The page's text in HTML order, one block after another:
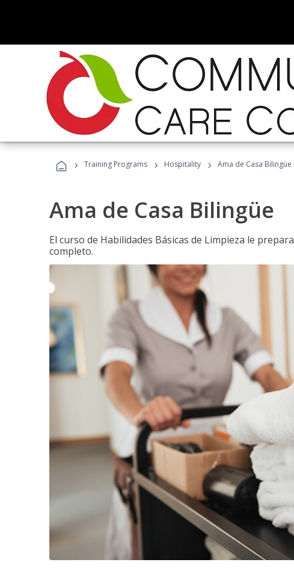
› Training Programs › Hospitality › Ama de Casa Bilingüe
Ama de Casa Bilingüe
El curso de Habilidades Básicas de Limpieza le
completo.